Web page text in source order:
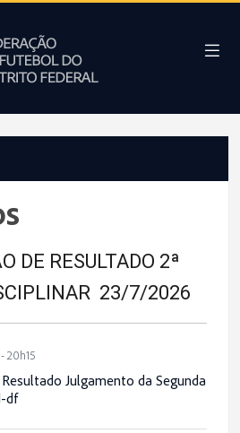
DE RESULTADO 2ª
23/7/2026
20h15
Julgamento da Segunda
df